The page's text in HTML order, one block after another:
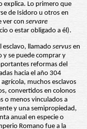
explica. Lo primero que
de Isidoro u otros en
ver con servare
o estar obligado a él).
esclavo, llamado servus en
y se puede comprar y
reformas del
hacia el año 304
muchos esclavos
convertidos en colonos
o menos vinculados a
y una semipropiedad,
anual en especie o
Romano fue a la